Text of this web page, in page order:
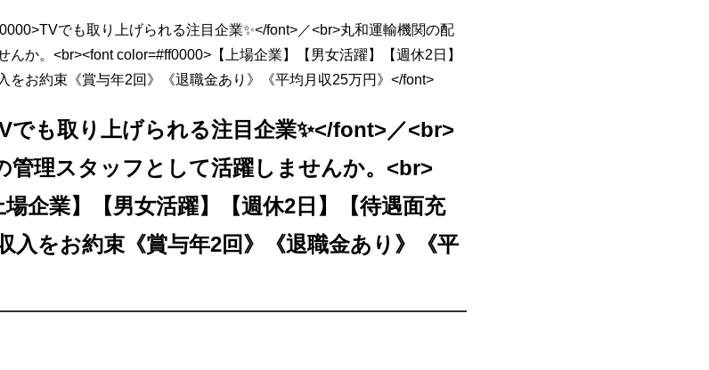
でも取り上げられる注目企業✨</font>／<br>丸和運輸機関の配
か。<br><font color=#ff0000>【上場企業】【男女活躍】【週休2日】
をお約束《賞与年2回》《退職金あり》《平均月収25万円》</font>
も取り上げられる注目企業✨</font>／<br>
管理スタッフとして活躍しませんか。<br>
企業】【男女活躍】【週休2日】【待遇面充
入をお約束《賞与年2回》《退職金あり》《平